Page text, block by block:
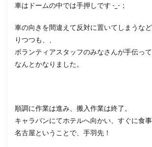
車はドームの中では手押しです -_-；
車の向きを間違えて反対に置いてしまうな
りつつも、、
ボランティアスタッフのみなさんが手伝って
なんとかなりました。
順調に作業は進み、搬入作業は終了。
キャラバンにてホテルへ向かい、すぐに食事
名古屋ということで、手羽先！